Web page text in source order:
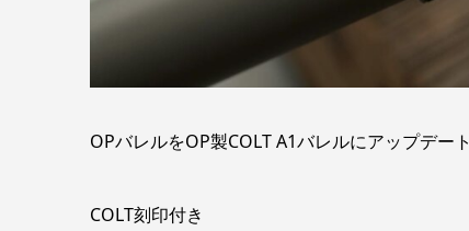
OPバレルをOP製COLT A1バレルにアップデート
COLT刻印付き